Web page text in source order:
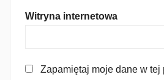
Witryna internetowa
Zapamiętaj moje dane w tej